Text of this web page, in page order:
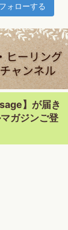
フォローする
】が届き
ガジンご登